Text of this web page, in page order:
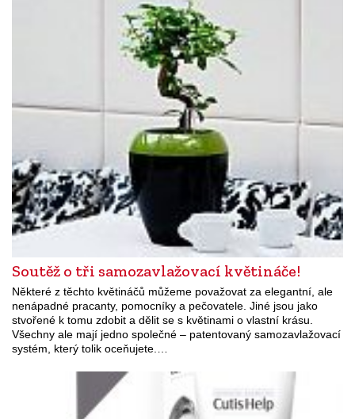
Soutěž o tři samozavlažovací květináče!
Některé z těchto květináčů můžeme považovat za elegantní, ale
nenápadné pracanty, pomocníky a pečovatele. Jiné jsou jako
stvořené k tomu zdobit a dělit se s květinami o vlastní krásu.
Všechny ale mají jedno společné – patentovaný samozavlažovací
systém, který tolik oceňujete.…